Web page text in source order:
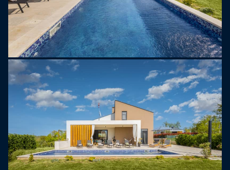
Vila nabízí soukromé parkoviště až pro čtyři
vozidla a nachází se na okraji vesnice, v
docházkové vzdálenosti od obchodu s
potravinami, baru a restaurace.
Vila Arija je vynikající volbou pro rodiny nebo
skupiny, které hledají soukromý, dobře vybavený
objekt s kvalitním venkovním prostorem a dalšími
možnostmi zábavy.
Maximálně 2 domácí mazlíčci jsou vítáni zdarma.